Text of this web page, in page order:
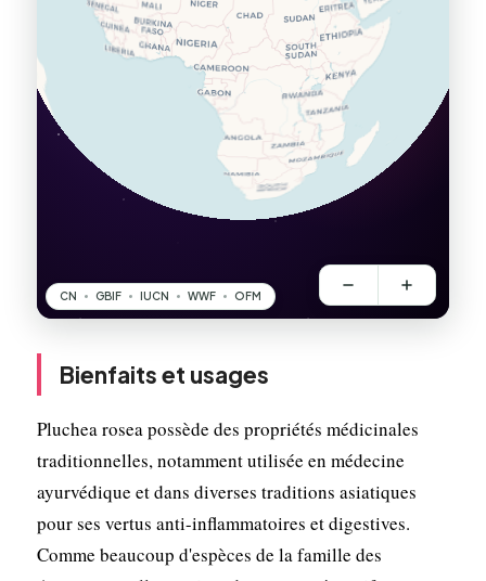
Bienfaits et usages
Pluchea rosea possède des propriétés médicinales
traditionnelles, notamment utilisée en médecine
ayurvédique et dans diverses traditions asiatiques
pour ses vertus anti-inflammatoires et digestives.
Comme beaucoup d'espèces de la famille des